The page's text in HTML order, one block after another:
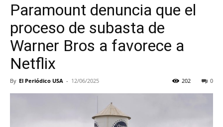
Paramount denuncia que el
proceso de subasta de
Warner Bros a favorece a
Netflix
By El Periódico USA - 12/06/2025 0
202